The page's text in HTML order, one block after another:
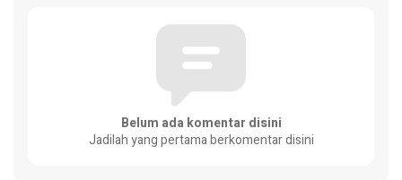
Belum ada komentar disini
Jadilah yang pertama berkomentar disini